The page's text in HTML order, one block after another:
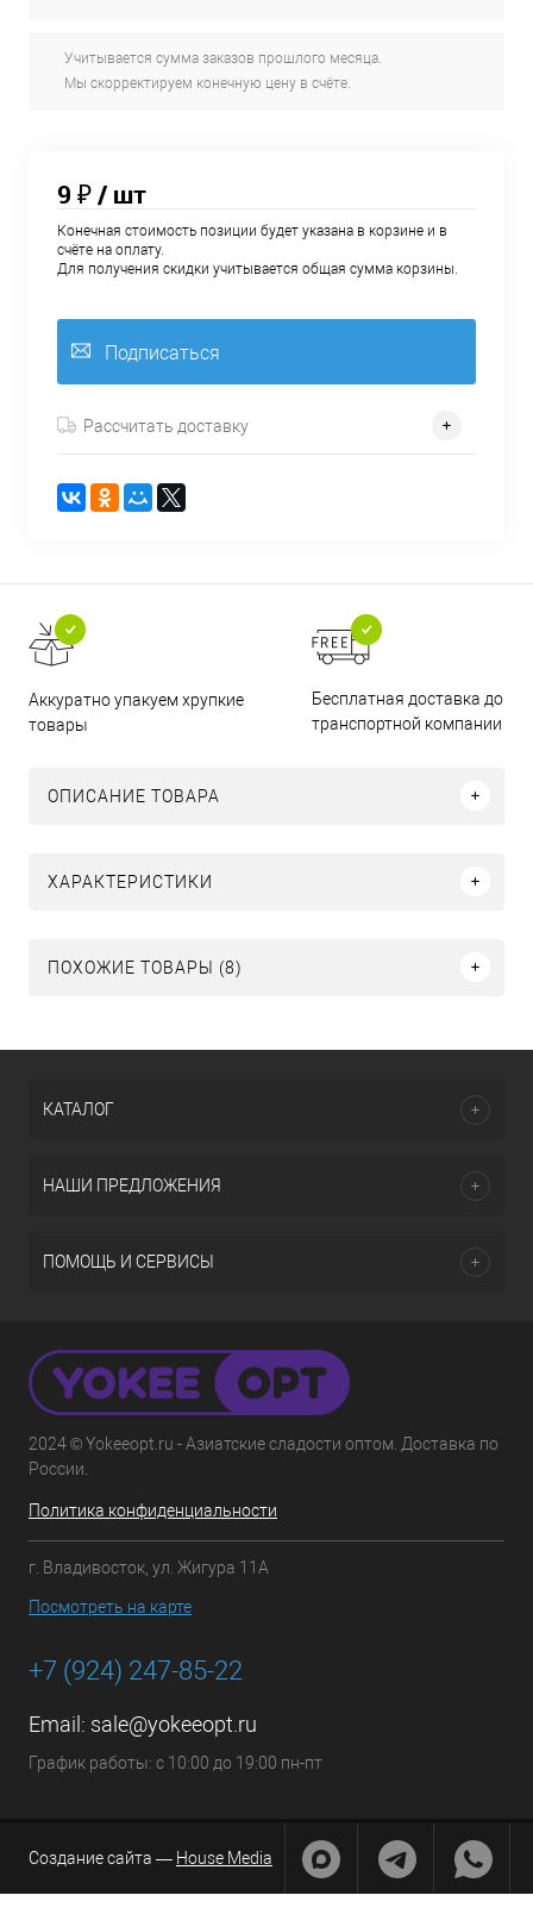
Учитывается сумма заказов прошлого месяца.
Мы скорректируем конечную цену в счёте.
9 ₽/ шт
Конечная стоимость позиции будет указана в корзине и в
счёте на оплату.
Для получения скидки учитывается общая сумма корзины.
Подписаться
Рассчитать доставку
Аккуратно упакуем хрупкие
товары
Бесплатная доставка до
транспортной компании
ОПИСАНИЕ ТОВАРА
ХАРАКТЕРИСТИКИ
ПОХОЖИЕ ТОВАРЫ (8)
КАТАЛОГ
НАШИ ПРЕДЛОЖЕНИЯ
ПОМОЩЬ И СЕРВИСЫ
2024 © Yokeeopt.ru - Азиатские сладости оптом. Доставка по
России.
Политика конфиденциальности
г. Владивосток, ул. Жигура 11А
Посмотреть на карте
+7 (924) 247-85-22
Email: sale@yokeeopt.ru
График работы: с 10:00 до 19:00 пн-пт
Создание сайта — House Media